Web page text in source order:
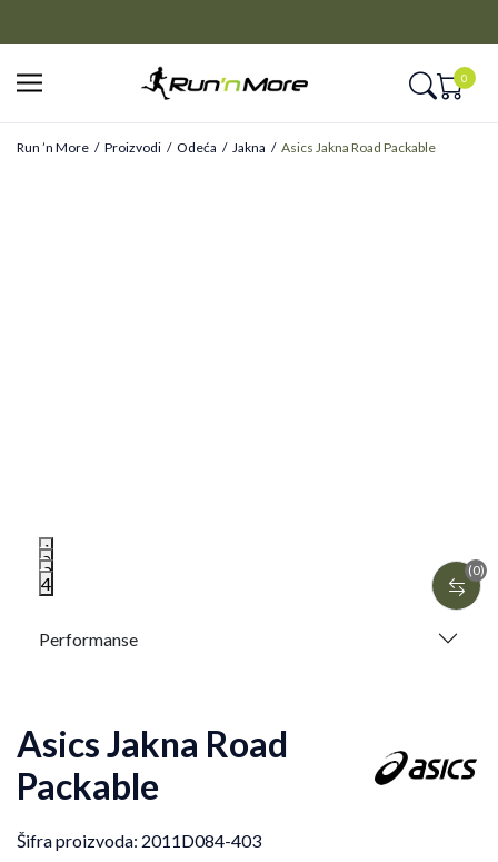
0
Run ’n More Proizvodi Odeća Jakna Asics Jakna Road Packable
(0)
1
2
3
4
Performanse
Asics Jakna Road
Packable
Šifra proizvoda: 2011D084-403